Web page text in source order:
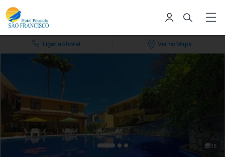
Ligar ao hotel Ver no Mapa
15